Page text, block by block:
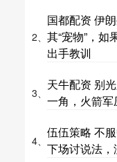
2、
国都配资 伊
其“宠物”，如
出手教训
3、
天牛配资 别
一角，火箭
4、
伍伍策略 不
下场讨说法，